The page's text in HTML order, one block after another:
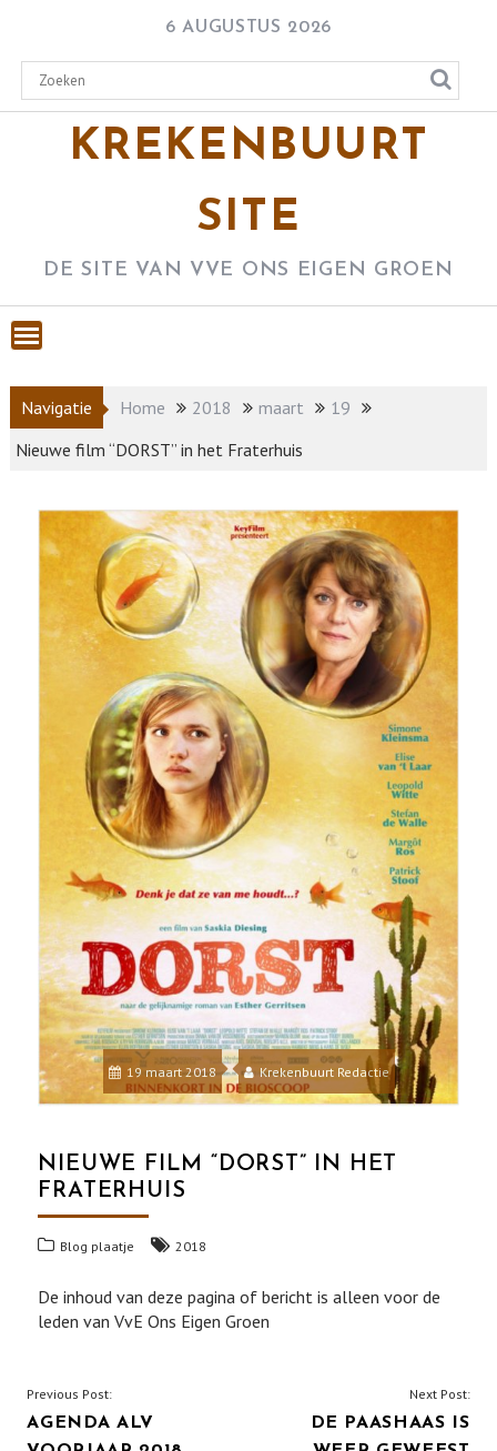
content
6 AUGUSTUS 2026
KREKENBUURT
SITE
DE SITE VAN VVE ONS EIGEN GROEN
Navigatie Home 2018 maart
19
Nieuwe film “DORST” in het Fraterhuis
19 maart 2018 Krekenbuurt Redactie
NIEUWE FILM “DORST” IN HET
FRATERHUIS
Blog plaatje 2018
De inhoud van deze pagina of bericht is alleen voor de
leden van VvE Ons Eigen Groen
BERICHT
NAVIGATIE
Previous Post:
AGENDA ALV
Next Post:
DE PAASHAAS IS